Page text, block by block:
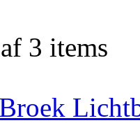
3 items